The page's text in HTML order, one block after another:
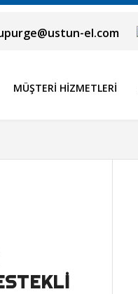
el.com
MÜŞTERI HIZMETLERI